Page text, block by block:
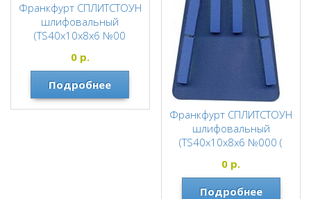
Франкфурт СПЛИТСТОУН
шлифовальный
(TS40х10х8х6 №00
СПЛИТСТОУН
0р.
Подробнее
Франкфурт СПЛИТСТОУН
шлифовальный
(TS40х10х8х6 №000 (
СПЛИТСТОУН
0 р.
Подробнее